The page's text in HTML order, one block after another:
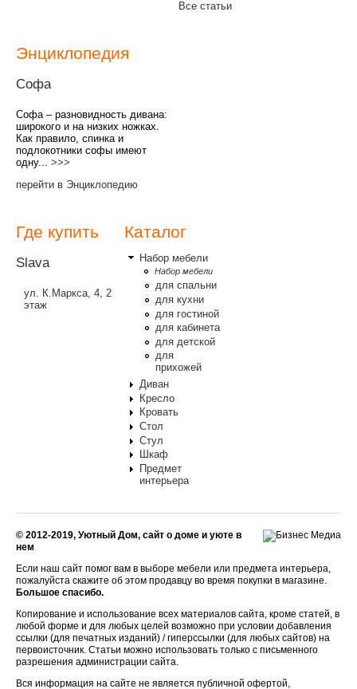
Все статьи
Энциклопедия
Софа
Софа – разновидность дивана:
широкого и на низких ножках.
Как правило, спинка и
подлокотники софы имеют
одну... >>>
перейти в Энциклопедию
Где купить
Slava
ул. К.Маркса, 4, 2
этаж
Каталог
Набор мебели
Набор мебели
для спальни
для кухни
для гостиной
для кабинета
для детской
для
прихожей
Диван
Кресло
Кровать
Стол
Стул
Шкаф
Предмет
интерьера
© 2012-2019, Уютный Дом, сайт о доме и уюте в
нем
Если наш сайт помог вам в выборе мебели или предмета интерьера,
пожалуйста скажите об этом продавцу во время покупки в магазине.
Большое спасибо.
Копирование и использование всех материалов сайта, кроме статей, в
любой форме и для любых целей возможно при условии добавления
ссылки (для печатных изданий) / гиперссылки (для любых сайтов) на
первоисточник. Статьи можно использовать только с письменного
разрешения администрации сайта.
Вся информация на сайте не является публичной офертой,